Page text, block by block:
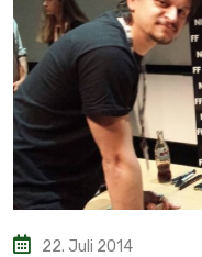
22. Juli 2014